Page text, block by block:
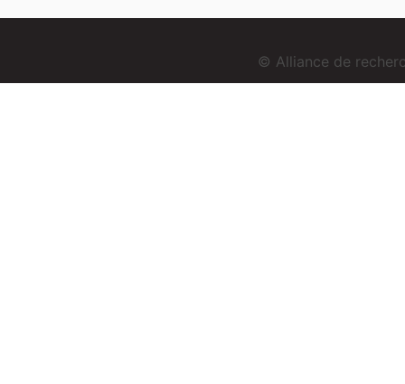
© Alliance de